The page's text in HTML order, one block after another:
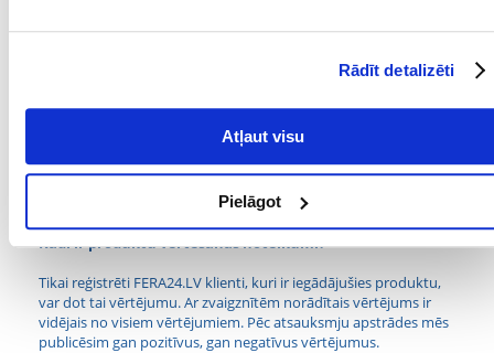
Rādīt detalizēti
Atļaut visu
Pielāgot
Garai spalvai
Kādi ir produktu vērtēšanas noteikumi?
Tikai reģistrēti FERA24.LV klienti, kuri ir iegādājušies produktu,
var dot tai vērtējumu. Ar zvaigznītēm norādītais vērtējums ir
vidējais no visiem vērtējumiem. Pēc atsauksmju apstrādes mēs
publicēsim gan pozitīvus, gan negatīvus vērtējumus.